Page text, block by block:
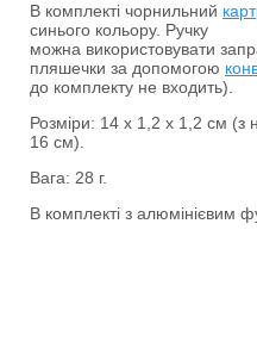
В комплекті чорнильний
синього кольору. Ручку
можна використовувати
пляшечки за допомогою
до комплекту не входить).
Розміри: 14 х 1,2 х 1,2 см (з
16 см).
Вага: 28 г.
В комплекті з алюмінієвим